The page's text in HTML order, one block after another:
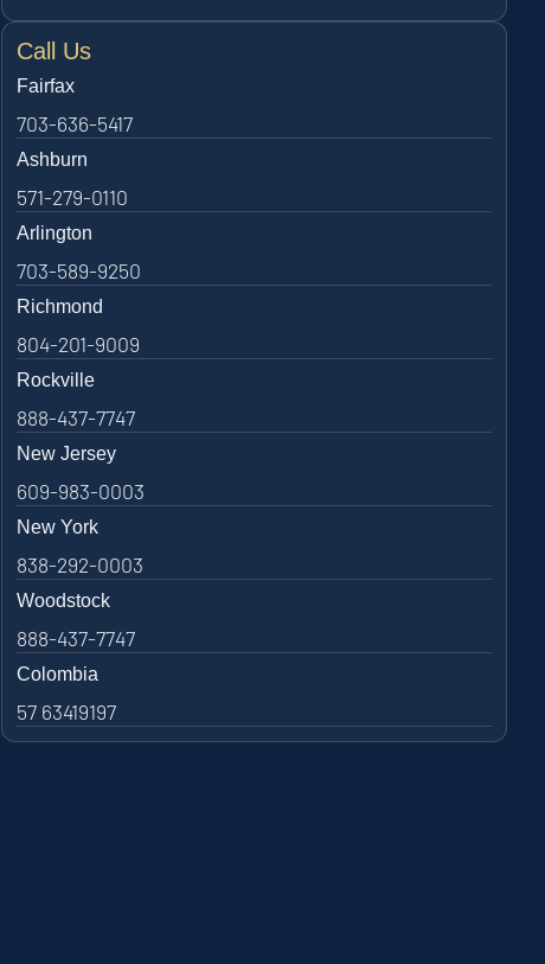
Call Us
Fairfax
703-636-5417
Ashburn
571-279-0110
Arlington
703-589-9250
Richmond
804-201-9009
Rockville
888-437-7747
New Jersey
609-983-0003
New York
838-292-0003
Woodstock
888-437-7747
Colombia
57 63419197